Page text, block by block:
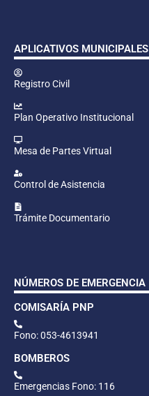
APLICATIVOS MUNICIPALES
Registro Civil
Plan Operativo Institucional
Mesa de Partes Virtual
Control de Asistencia
Trámite Documentario
NÚMEROS DE EMERGENCIA
COMISARÍA PNP
Fono: 053-4613941
BOMBEROS
Emergencias Fono: 116